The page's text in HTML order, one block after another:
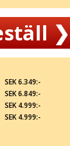
❯
SEK 6.349:-
SEK 6.849:-
SEK 4.999:-
SEK 4.999:-